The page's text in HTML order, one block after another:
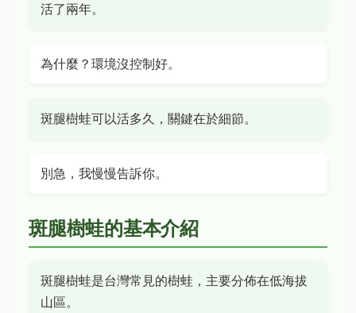
活了兩年。
為什麼？環境沒控制好。
斑腿樹蛙可以活多久，關鍵在於細節。
別急，我慢慢告訴你。
斑腿樹蛙的基本介紹
斑腿樹蛙是台灣常見的樹蛙，主要分佈在低海拔
山區。